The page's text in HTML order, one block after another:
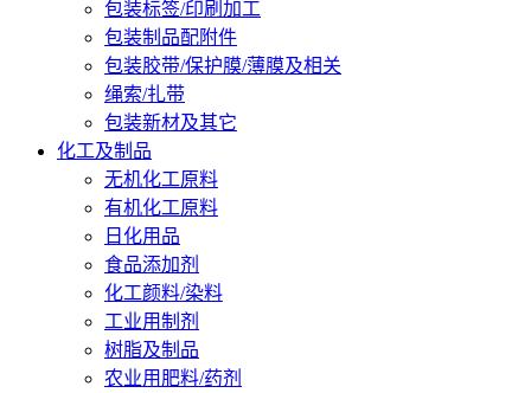
包装标签/印刷加工
包装制品配附件
包装胶带/保护膜/薄膜及相关
绳索/扎带
包装新材及其它
化工及制品
无机化工原料
有机化工原料
日化用品
食品添加剂
化工颜料/染料
工业用制剂
树脂及制品
农业用肥料/药剂